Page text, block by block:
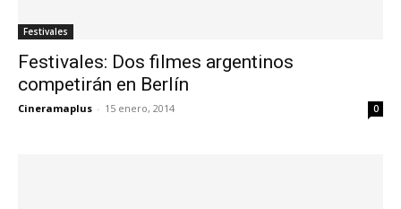
Festivales
Festivales: Dos filmes argentinos
competirán en Berlín
Cineramaplus - 15 enero, 2014 0